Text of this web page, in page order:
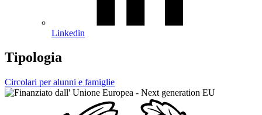
Linkedin
Tipologia
Circolari per alunni e famiglie